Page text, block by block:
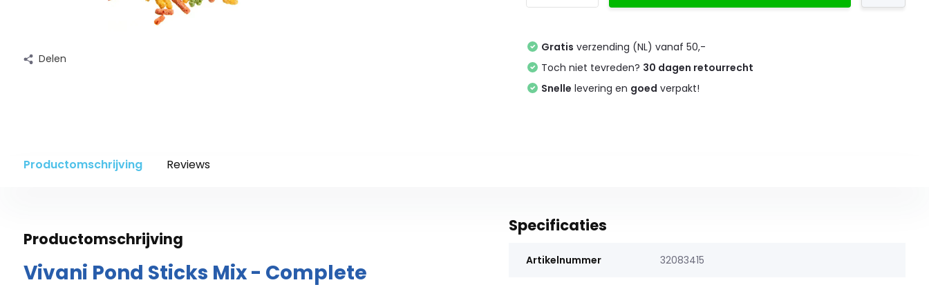
Delen
Gratis verzending (NL) vanaf 50,-
Toch niet tevreden? 30 dagen retourrecht
Snelle levering en goed verpakt!
Productomschrijving Reviews
Productomschrijving
Vivani Pond Sticks Mix - Complete
Specificaties
Artikelnummer 32083415